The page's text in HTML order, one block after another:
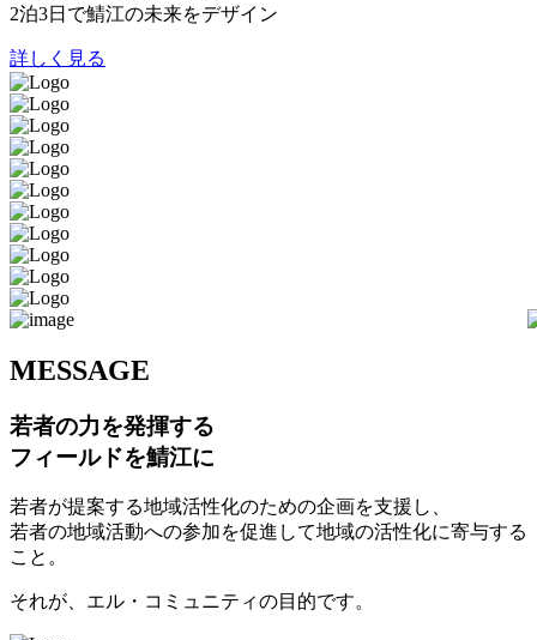
2泊3日で鯖江の未来をデザイン
詳しく見る
MESSAGE
若者の力を発揮する
フィールドを鯖江に
若者が提案する地域活性化のための企画を支援し、
若者の地域活動への参加を促進して地域の活性化に寄与する
こと。
それが、エル・コミュニティの目的です。